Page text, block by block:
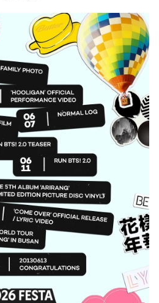
Podcast
Infographic
Shorts video
VTV Thể thao
Bất động sản
Tấm lòng Việt
Vươn mình bằng AI
VTV8
English